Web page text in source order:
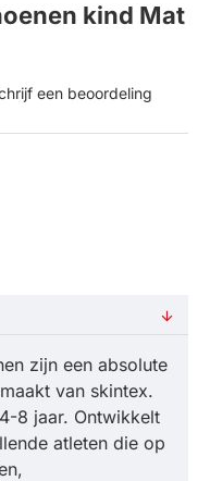
kind Mat
een beoordeling
zijn een absolute
van skintex.
8 jaar. Ontwikkelt
atleten die op